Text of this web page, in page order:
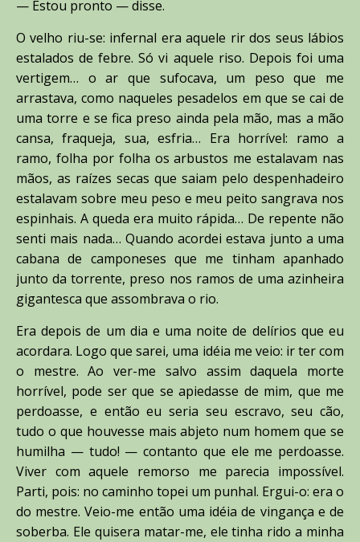
— Estou pronto — disse.
O velho riu-se: infernal era aquele rir dos seus lábios
estalados de febre. Só vi aquele riso. Depois foi uma
vertigem… o ar que sufocava, um peso que me
arrastava, como naqueles pesadelos em que se cai de
uma torre e se fica preso ainda pela mão, mas a mão
cansa, fraqueja, sua, esfria… Era horrível: ramo a
ramo, folha por folha os arbustos me estalavam nas
mãos, as raízes secas que saiam pelo despenhadeiro
estalavam sobre meu peso e meu peito sangrava nos
espinhais. A queda era muito rápida… De repente não
senti mais nada… Quando acordei estava junto a uma
cabana de camponeses que me tinham apanhado
junto da torrente, preso nos ramos de uma azinheira
gigantesca que assombrava o rio.
Era depois de um dia e uma noite de delírios que eu
acordara. Logo que sarei, uma idéia me veio: ir ter com
o mestre. Ao ver-me salvo assim daquela morte
horrível, pode ser que se apiedasse de mim, que me
perdoasse, e então eu seria seu escravo, seu cão,
tudo o que houvesse mais abjeto num homem que se
humilha — tudo! — contanto que ele me perdoasse.
Viver com aquele remorso me parecia impossível.
Parti, pois: no caminho topei um punhal. Ergui-o: era o
do mestre. Veio-me então uma idéia de vingança e de
soberba. Ele quisera matar-me, ele tinha rido a minha